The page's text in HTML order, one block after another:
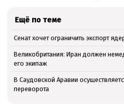
Ещё по теме
Сенат хочет ограничить экспорт
Великобритания: Иран должен
его экипаж
В Саудовской Аравии
переворота